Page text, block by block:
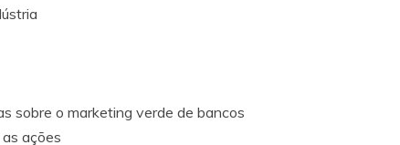
sobre o marketing verde de bancos
ações